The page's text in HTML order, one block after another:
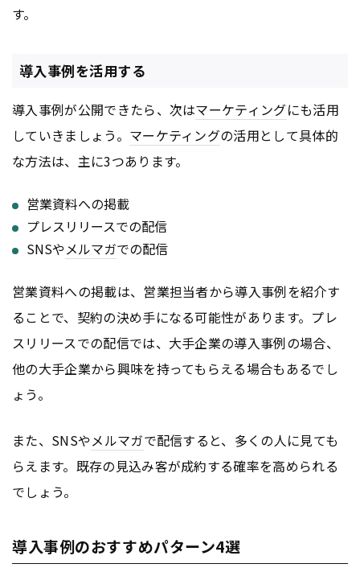
す。
導入事例を活用する
導入事例が公開できたら、次はマーケティングにも活用
していきましょう。 マーケティングの活用として具体的
な方法は、主に3つあります。
営業資料への掲載
プレスリリースでの配信
SNSやメルマガでの配信
営業資料への掲載は、営業担当者から導入事例を紹介す
ることで、契約の決め手になる可能性があります。プレ
スリリースでの配信では、大手企業の導入事例の場合、
他の大手企業から興味を持ってもらえる場合もあるでし
ょう。
また、SNSやメルマガで配信すると、多くの人に見ても
らえます。既存の見込み客が成約する確率を高められる
でしょう。
導入事例のおすすめパターン4選